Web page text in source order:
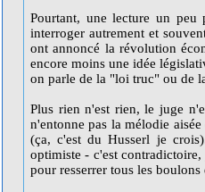
Pourtant, une lecture un
interroger autrement et
ont annoncé la révolution
encore moins une idée
on parle de la "loi truc" ou de
Plus rien n'est rien, le juge
n'entonne pas la mélodie
(ça, c'est du Husserl je
optimiste - c'est
pour resserrer tous les